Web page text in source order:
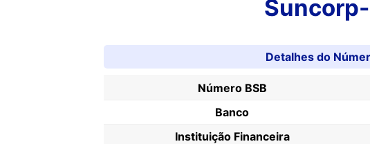
Detalhes do
Número BSB
Banco
Instituição Financeira